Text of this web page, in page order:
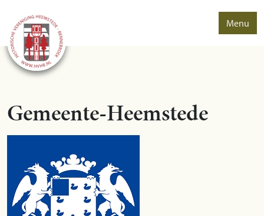
Menu
Gemeente-Heemstede